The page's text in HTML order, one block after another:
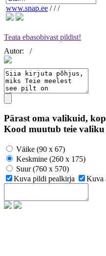
www.snap.ee / / /
Teata ebasobivast pildist!
Autor:
/
Pärast oma valikuid,
Kood muutub teie
Väike (90 x 67)
Keskmine (260 x 175)
Suur (760 x 570)
Kuva pildi pealkirja
Kuva